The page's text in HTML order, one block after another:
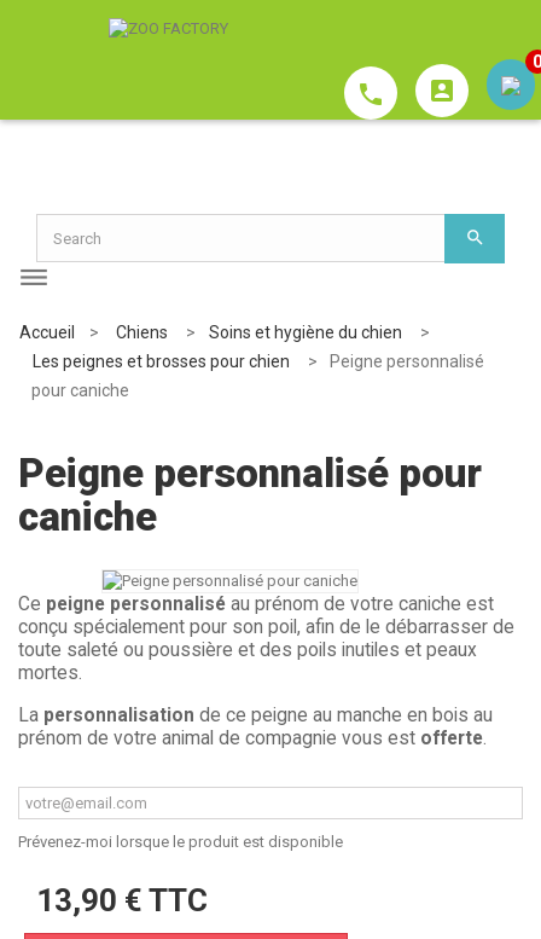
account_box
phone
Accueil > Chiens > Soins et hygiène du chien
>
Les peignes et brosses pour chien
>
Peigne personnalisé
pour caniche
Peigne personnalisé pour
caniche
Ce peigne personnalisé au prénom de votre caniche est
conçu spécialement pour son poil, afin de le débarrasser de
toute saleté ou poussière et des poils inutiles et peaux
mortes.
La personnalisation de ce peigne au manche en bois au
prénom de votre animal de compagnie vous est offerte
Prévenez-moi lorsque le produit est disponible
13,90 € TTC